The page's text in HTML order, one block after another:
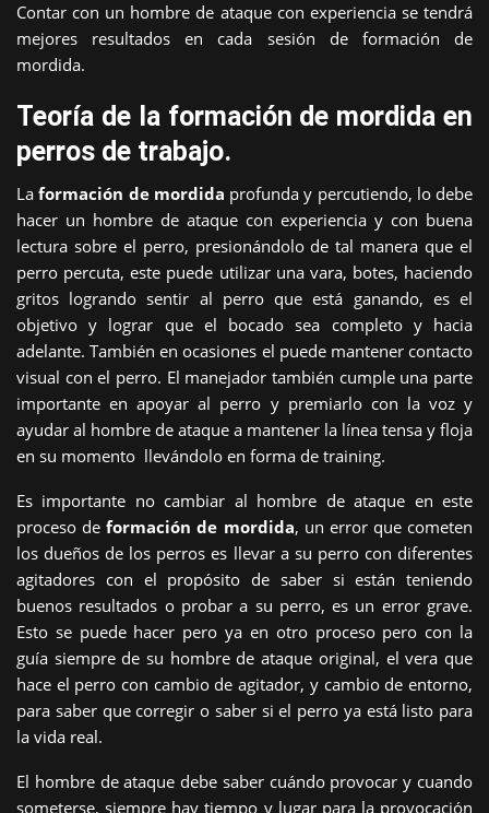
Contar con un hombre de ataque con experiencia se tendrá
mejores resultados en cada sesión de formación de
mordida.
Teoría de la formación de mordida en
perros de trabajo.
Laformación de mordida profunda y percutiendo, lo debe
hacer un hombre de ataque con experiencia y con buena
lectura sobre el perro, presionándolo de tal manera que el
perro percuta, este puede utilizar una vara, botes, haciendo
gritos logrando sentir al perro que está ganando, es el
objetivo y lograr que el bocado sea completo y hacia
adelante. También en ocasiones el puede mantener contacto
visual con el perro. El manejador también cumple una parte
importante en apoyar al perro y premiarlo con la voz y
ayudar al hombre de ataque a mantener la línea tensa y floja
en su momento llevándolo en forma de training.
Es importante no cambiar al hombre de ataque en este
proceso deformación de mordida, un error que cometen
los dueños de los perros es llevar a su perro con diferentes
agitadores con el propósito de saber si están teniendo
buenos resultados o probar a su perro, es un error grave.
Esto se puede hacer pero ya en otro proceso pero con la
guía siempre de su hombre de ataque original, el vera que
hace el perro con cambio de agitador, y cambio de entorno,
para saber que corregir o saber si el perro ya está listo para
la vida real.
El hombre de ataque debe saber cuándo provocar y cuando
someterse, siempre hay tiempo y lugar para la provocación